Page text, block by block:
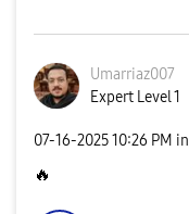
Umarriaz007
Expert Level 1
‎07-16-202510:26 PM in
🔥